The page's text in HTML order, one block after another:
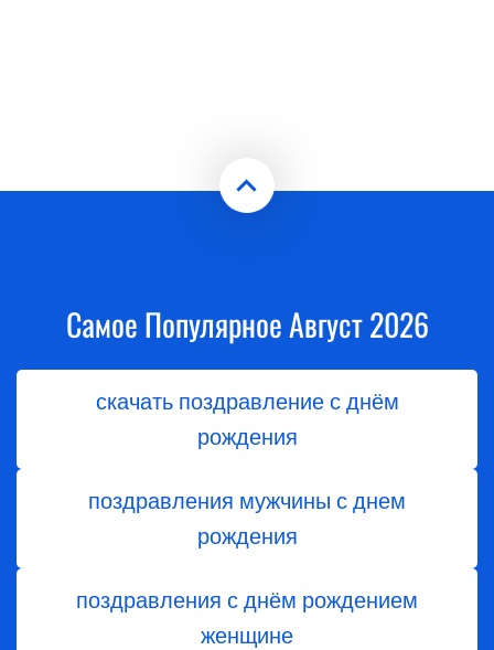
Самое Популярное Август 2026
скачать поздравление с днём
рождения
поздравления мужчины с днем
рождения
поздравления с днём рождением
женщине